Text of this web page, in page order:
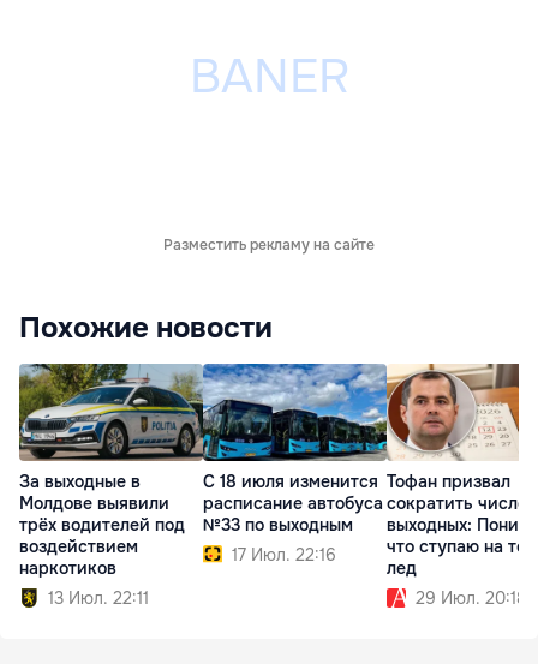
Разместить рекламу на сайте
Похожие новости
За выходные в
Молдове выявили
трёх водителей под
воздействием
наркотиков
13 Июл. 22:11
С 18 июля изменится
расписание автобуса
№33 по выходным
17 Июл. 22:16
Тофан призвал
сократить число
выходных:
что ступаю на
лед
29 Июл. 20:18